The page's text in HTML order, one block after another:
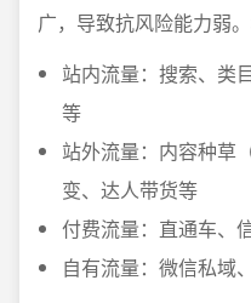
广，导致抗风险能力弱
站内流量：搜索、类
等
站外流量：内容种草
变、达人带货等
付费流量：直通车、
自有流量：微信私域